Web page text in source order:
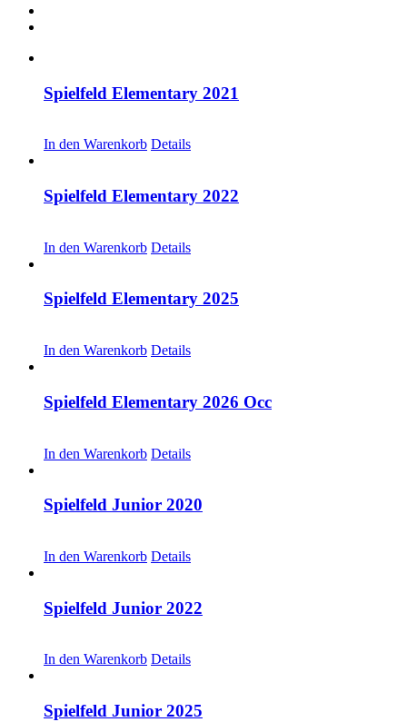
Spielfeld Elementary 2021
In den Warenkorb Details
Spielfeld Elementary 2022
In den Warenkorb Details
Spielfeld Elementary 2025
In den Warenkorb Details
Spielfeld Elementary 2026 Occ
In den Warenkorb Details
Spielfeld Junior 2020
In den Warenkorb Details
Spielfeld Junior 2022
In den Warenkorb Details
Spielfeld Junior 2025